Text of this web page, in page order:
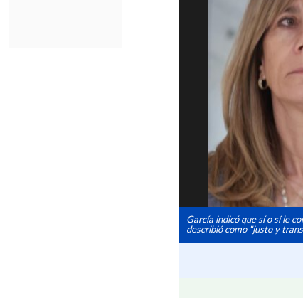
García indicó que sí o sí le
describió como "justo y